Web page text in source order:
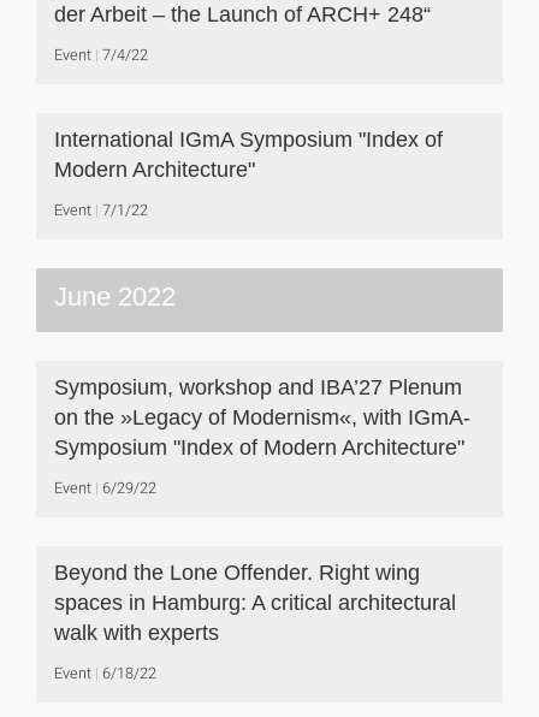
der Arbeit – the Launch of ARCH+ 248“
Event 7/4/22
International IGmA Symposium "Index of
Modern Architecture"
Event 7/1/22
June 2022
Symposium, workshop and IBA’27 Plenum
on the »Legacy of Modernism«, with IGmA-
Symposium "Index of Modern Architecture"
Event 6/29/22
Beyond the Lone Offender. Right wing
spaces in Hamburg: A critical architectural
walk with experts
Event 6/18/22